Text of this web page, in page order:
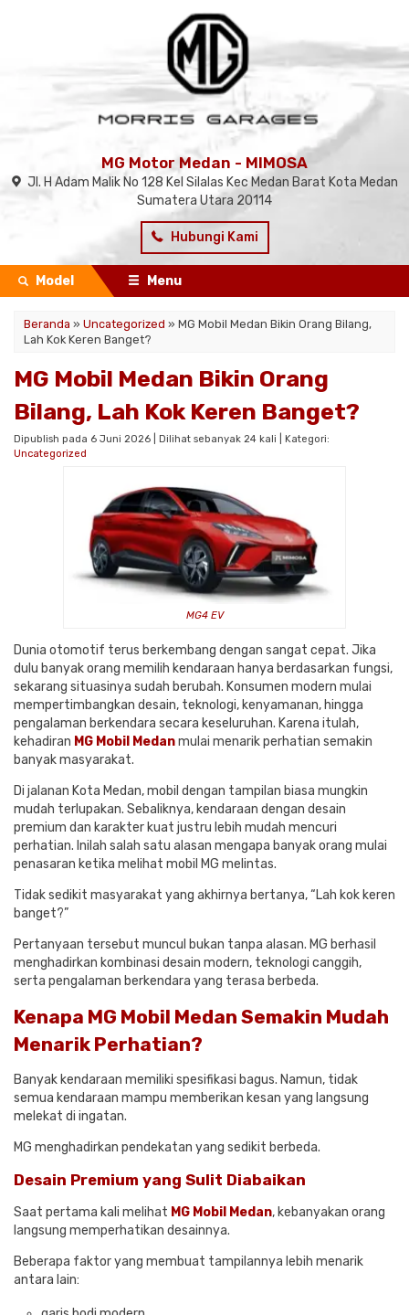
MG Motor Medan - MIMOSA
Jl. H Adam Malik No 128 Kel Silalas Kec Medan Barat Kota Medan
Sumatera Utara 20114
Hubungi Kami
Model Menu
Beranda » Uncategorized » MG Mobil Medan Bikin Orang Bilang,
Lah Kok Keren Banget?
MG Mobil Medan Bikin Orang
Bilang, Lah Kok Keren Banget?
Dipublish pada 6 Juni 2026 | Dilihat sebanyak 24 kali | Kategori:
Uncategorized
MG4 EV
Dunia otomotif terus berkembang dengan sangat cepat. Jika
dulu banyak orang memilih kendaraan hanya berdasarkan fungsi,
sekarang situasinya sudah berubah. Konsumen modern mulai
mempertimbangkan desain, teknologi, kenyamanan, hingga
pengalaman berkendara secara keseluruhan. Karena itulah,
kehadiran MG Mobil Medanmulai menarik perhatian semakin
banyak masyarakat.
Di jalanan Kota Medan, mobil dengan tampilan biasa mungkin
mudah terlupakan. Sebaliknya, kendaraan dengan desain
premium dan karakter kuat justru lebih mudah mencuri
perhatian. Inilah salah satu alasan mengapa banyak orang mulai
penasaran ketika melihat mobil MG melintas.
Tidak sedikit masyarakat yang akhirnya bertanya, “Lah kok keren
banget?”
Pertanyaan tersebut muncul bukan tanpa alasan. MG berhasil
menghadirkan kombinasi desain modern, teknologi canggih,
serta pengalaman berkendara yang terasa berbeda.
Kenapa MG Mobil Medan Semakin Mudah
Menarik Perhatian?
Banyak kendaraan memiliki spesifikasi bagus. Namun, tidak
semua kendaraan mampu memberikan kesan yang langsung
melekat di ingatan.
MG menghadirkan pendekatan yang sedikit berbeda.
Desain Premium yang Sulit Diabaikan
Saat pertama kali melihat MG Mobil Medan, kebanyakan orang
langsung memperhatikan desainnya.
Beberapa faktor yang membuat tampilannya lebih menarik
antara lain: